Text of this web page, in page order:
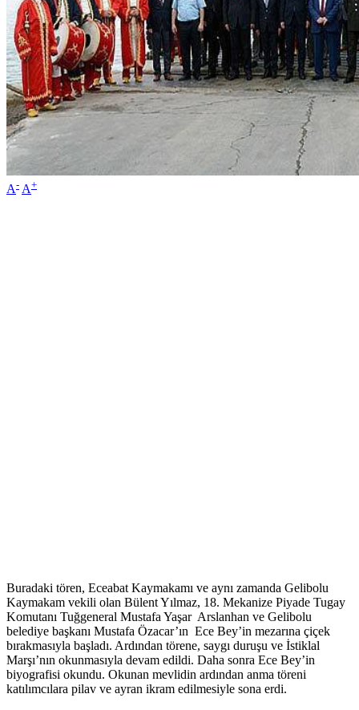
A- A+
Buradaki tören, Eceabat Kaymakamı ve aynı zamanda Gelibolu
Kaymakam vekili olan Bülent Yılmaz, 18. Mekanize Piyade Tugay
Komutanı Tuğgeneral Mustafa Yaşar Arslanhan ve Gelibolu
belediye başkanı Mustafa Özacar’ın Ece Bey’in mezarına çiçek
bırakmasıyla başladı. Ardından törene, saygı duruşu ve İstiklal
Marşı’nın okunmasıyla devam edildi. Daha sonra Ece Bey’in
biyografisi okundu. Okunan mevlidin ardından anma töreni
katılımcılara pilav ve ayran ikram edilmesiyle sona erdi.